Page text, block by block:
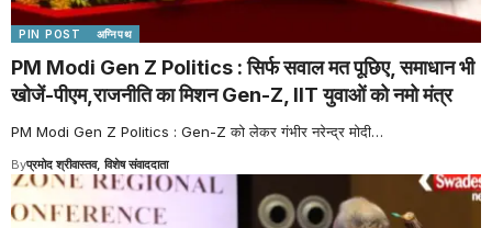
PIN POST अग्निपथ
PM Modi Gen Z Politics : सिर्फ सवाल मत पूछिए, समाधान भी
खोजें-पीएम,राजनीति का मिशन Gen-Z, IIT युवाओं को नमो मंत्र
PM Modi Gen Z Politics : Gen-Z को लेकर गंभीर नरेन्द्र मोदी…
Byप्रमोद श्रीवास्तव, विशेष संवाददाता